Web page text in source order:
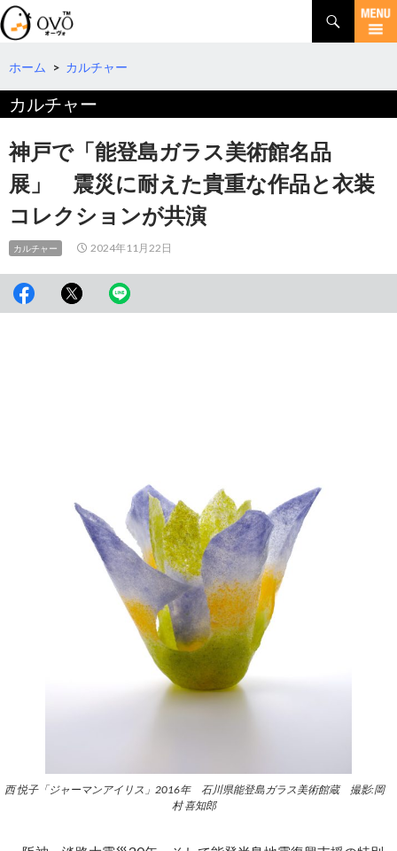
検
索
コ
テ
ツ
へ
動
ホーム > カルチャー
カルチャー
神戸で「能登島ガラス美術館名品
展」 震災に耐えた貴重な作品と衣装
コレクションが共演
カルチャー 2024年11月22日
西 悦子「ジャーマンアイリス」2016年 石川県能登島ガラス美術館蔵 撮影:岡
村 喜知郎